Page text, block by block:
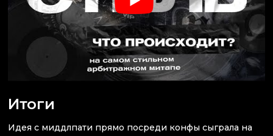
Итоги
Идея с миддлпати прямо посреди конфы сыграла на